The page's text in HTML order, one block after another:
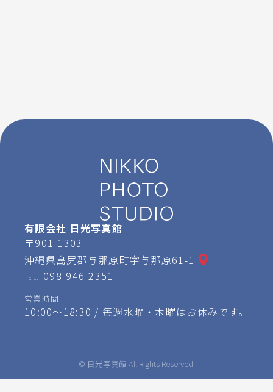
有限会社 日光写真館
〒901-1303
沖縄県島尻郡与那原町字与那原61-1
TEL: 098-946-2351
営業時間:
10:00～18:30 / 毎週水曜・木曜はお休みです。
© 日光写真館 All Rights Reserved.